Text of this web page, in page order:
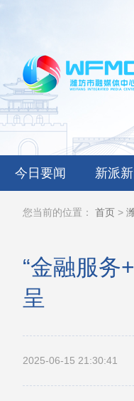
今日要闻 新派
您当前的位置： 首页 >
“金融服务
呈
2025-06-15 21:30:41